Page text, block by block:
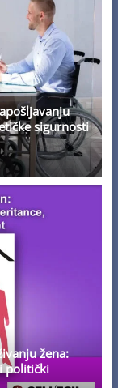
sigurnosti
žena:
politički